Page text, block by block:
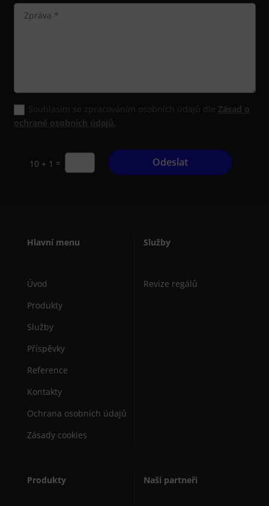
Souhlasím se zpracováním osobních údajů dle Zásad o
ochraně osobních údajů.
10 + 1 = Odeslat
Hlavní menu
Úvod
Produkty
Služby
Příspěvky
Reference
Kontakty
Ochrana osobních údajů
Zásady cookies
Služby
Revize regálů
Produkty Naši partneři